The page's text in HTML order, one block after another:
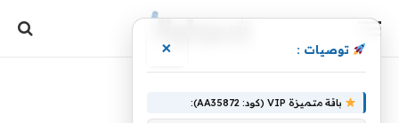
توصيات : ×
باقة متميزة VIP (كود: AA35872):